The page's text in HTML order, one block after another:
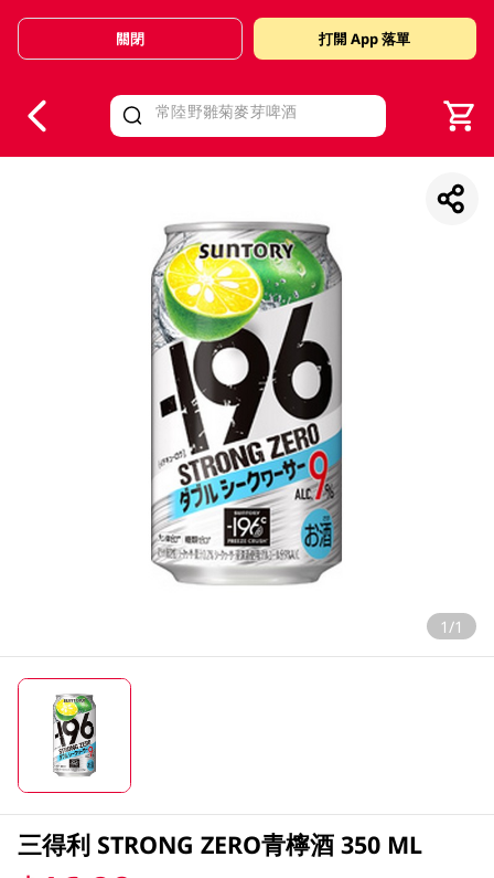
Valid Until 30 June 2026
關閉 打開 App 落單
1/1
三得利 STRONG ZERO青檸酒 350 ML